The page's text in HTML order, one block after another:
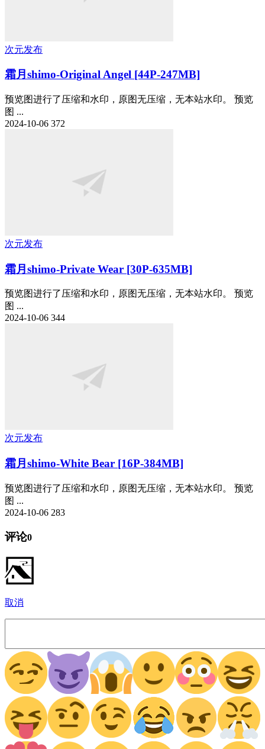
次元发布
霜月shimo-Original Angel [44P-247MB]
预览图进行了压缩和水印，原图无压缩，无本站水印。 预览
图 ...
2024-10-06 372
次元发布
霜月shimo-Private Wear [30P-635MB]
预览图进行了压缩和水印，原图无压缩，无本站水印。 预览
图 ...
2024-10-06 344
次元发布
霜月shimo-White Bear [16P-384MB]
预览图进行了压缩和水印，原图无压缩，无本站水印。 预览
图 ...
2024-10-06 283
评论0
取消